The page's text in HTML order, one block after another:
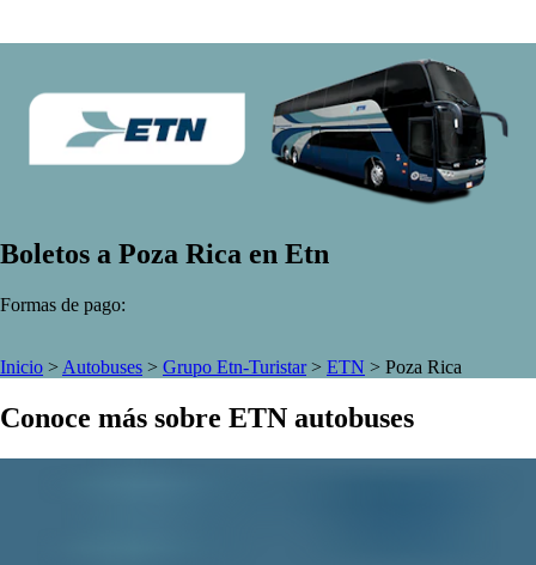
Boletos a Poza Rica en Etn
Formas de pago:
Inicio > Autobuses > Grupo Etn-Turistar> ETN > Poza Rica
Conoce más sobre ETN autobuses